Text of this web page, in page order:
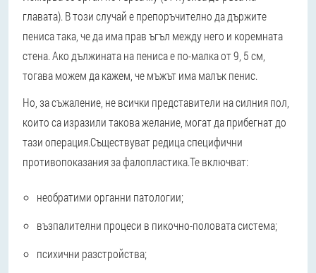
главата). В този случай е препоръчително да държите
пениса така, че да има прав ъгъл между него и коремната
стена. Ако дължината на пениса е по-малка от 9, 5 см,
тогава можем да кажем, че мъжът има малък пенис.
Но, за съжаление, не всички представители на силния пол,
които са изразили такова желание, могат да прибегнат до
тази операция.Съществуват редица специфични
противопоказания за фалопластика.Те включват:
необратими органни патологии;
възпалителни процеси в пикочно-половата система;
психични разстройства;